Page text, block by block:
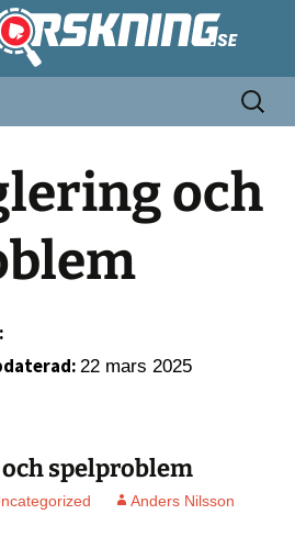
och
22 mars 2025
spelproblem
Anders Nilsson